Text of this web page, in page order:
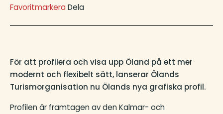
Favoritmarkera Dela
För att profilera och visa upp Öland på ett mer
modernt och flexibelt sätt, lanserar Ölands
Turismorganisation nu Ölands nya grafiska profil.
Profilen är framtagen av den Kalmar- och